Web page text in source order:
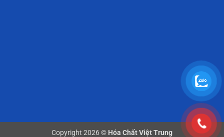
Copyright 2026 © Hóa Chất Việt Trung